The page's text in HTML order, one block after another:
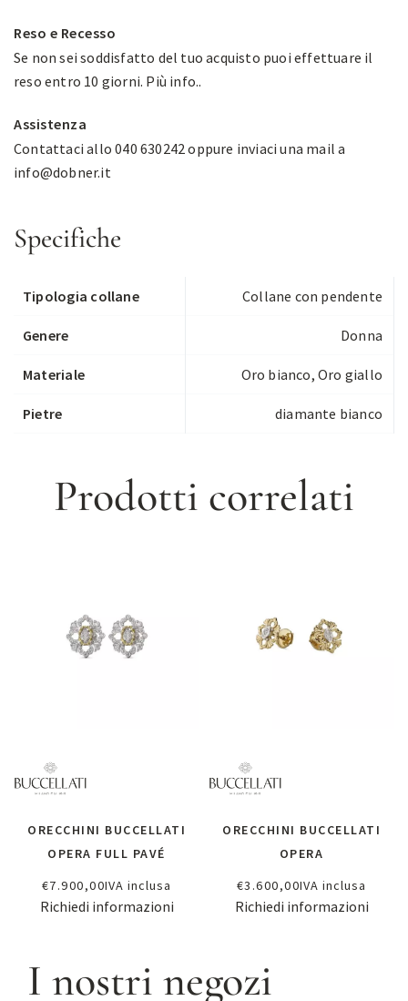
Reso e Recesso
Se non sei soddisfatto del tuo acquisto puoi effettuare il
reso entro 10 giorni. Più info..
Assistenza
Contattaci allo 040 630242 oppure inviaci una mail a
info@dobner.it
Specifiche
Tipologia collane Collane con pendente
Genere Donna
Materiale Oro bianco, Oro giallo
Pietre diamante bianco
Prodotti correlati
ORECCHINI BUCCELLATI
OPERA FULL PAVÉ
€7.900,00IVA inclusa
Richiedi informazioni
ORECCHINI BUCCELLATI
OPERA
€3.600,00IVA inclusa
Richiedi informazioni
I nostri negozi